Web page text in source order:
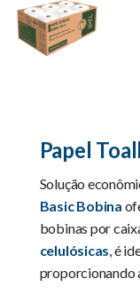
Papel
Solução
Basic Bobina
bobinas por
celulósicas , é
proporcionando